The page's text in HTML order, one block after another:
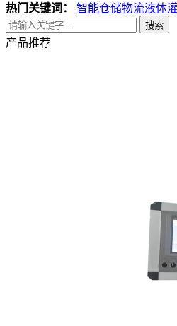
热门关键词： 智能仓储物流液体
搜索
产品推荐